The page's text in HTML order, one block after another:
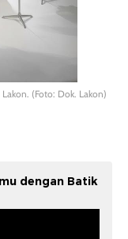
(Foto: Dok. Lakon)
dengan Batik